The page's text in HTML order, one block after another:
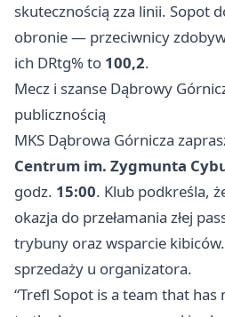
skutecznością zza linii. Sopot
obronie — przeciwnicy
ich DRtg% to 100,2.
Mecz i szanse Dąbrowy
publicznością
MKS Dąbrowa Górnicza
Centrum im. Zygmunta
godz. 15:00. Klub podkreśla,
okazja do przełamania złej
trybuny oraz wsparcie
sprzedaży u organizatora.
“Trefl Sopot is a team that